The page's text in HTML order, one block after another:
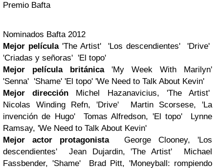
Premio Bafta
Nominados Bafta 2012
Mejor película'The Artist' 'Los descendientes' 'Drive'
'Criadas y señoras' 'El topo'
Mejor película británica'My Week With Marilyn'
'Senna' 'Shame' 'El topo' 'We Need to Talk About Kevin'
Mejor dirección Michel Hazanavicius, 'The Artist'
Nicolas Winding Refn, 'Drive' Martin Scorsese, 'La
invención de Hugo' Tomas Alfredson, 'El topo' Lynne
Ramsay, 'We Need to Talk About Kevin'
Mejor actor protagonista
George Clooney, 'Los
descendientes' Jean Dujardin, 'The Artist' Michael
Fassbender, 'Shame' Brad Pitt, 'Moneyball: rompiendo